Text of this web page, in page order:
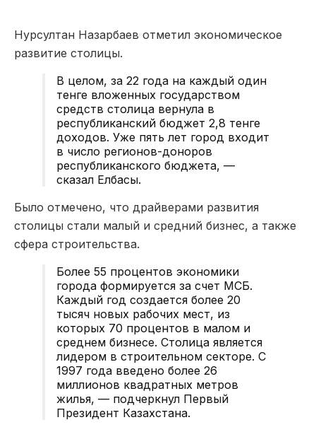
Нурсултан Назарбаев отметил экономическое
развитие столицы.
В целом, за 22 года на каждый один
тенге вложенных государством
средств столица вернула в
республиканский бюджет 2,8 тенге
доходов. Уже пять лет город входит
в число регионов-доноров
республиканского бюджета, —
сказал Елбасы.
Было отмечено, что драйверами развития
столицы стали малый и средний бизнес, а также
сфера строительства.
Более 55 процентов экономики
города формируется за счет МСБ.
Каждый год создается более 20
тысяч новых рабочих мест, из
которых 70 процентов в малом и
среднем бизнесе. Столица является
лидером в строительном секторе. С
1997 года введено более 26
миллионов квадратных метров
жилья, — подчеркнул Первый
Президент Казахстана.